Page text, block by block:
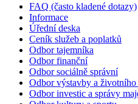
FAQ (často kladené dotazy)
Informace
Úřední deska
Ceník služeb a poplatků
Odbor tajemníka
Odbor finanční
Odbor sociálně správní
Odbor výstavby a životního
Odbor investic a správy